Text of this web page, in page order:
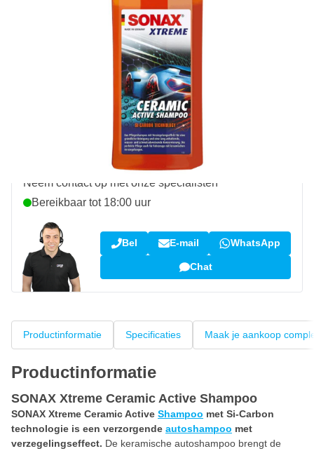
In mijn winkelwagen
Voor 23:59 uur besteld,maandag bezorgd
vanaf € 50,-
retourneren en ruilen
9,5/10(34.291 reviews)
Vraag over dit product?
Neem contact op met onze specialisten
Bereikbaar tot 18:00 uur
Bel E-mail WhatsApp
Chat
Productinformatie Specificaties Maak je aankoop
Productinformatie
SONAX Xtreme Ceramic Active Shampoo
SONAX Xtreme Ceramic Active Shampoo met Si-Carbon
technologie is een verzorgende autoshampoo met
verzegelingseffect. De keramische autoshampoo brengt de